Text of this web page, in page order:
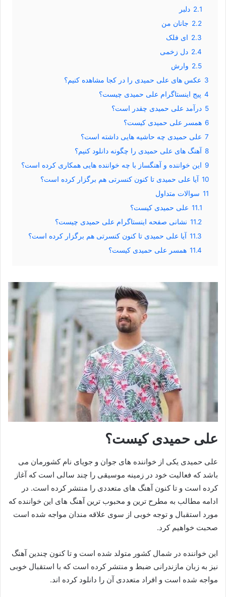
2.1 دلبر
2.2 جانان من
2.3 ای فلک
2.4 دل زخمی
2.5 وارش
3 عکس های علی حمیدی را در کجا مشاهده کنیم؟
4 پیج اینستاگرام علی حمیدی چیست؟
5 درآمد علی حمیدی چقدر است؟
6 همسر علی حمیدی کیست؟
7 علی حمیدی چه حاشیه هایی داشته است؟
8 آهنگ های علی حمیدی را چگونه دانلود کنیم؟
9 این خواننده و آهنگساز با چه خواننده هایی همکاری کرده است؟
10 آیا علی حمیدی تا کنون کنسرتی هم برگزار کرده است؟
11 سوالات متداول
11.1 علی حمیدی کیست؟
11.2 نشانی صفحه اینستاگرام علی حمیدی چیست؟
11.3 آیا علی حمیدی تا کنون کنسرتی هم برگزار کرده است؟
11.4 همسر علی حمیدی کیست؟
علی حمیدی کیست؟
علی حمیدی یکی از خواننده های جوان و جویای نام کشورمان می
باشد که فعالیت خود در زمینه موسیقی را چند سالی است که آغاز
کرده است و تا کنون آهنگ های متعددی را منتشر کرده است. در
ادامه مطالب به مطرح ترین و محبوب ترین آهنگ های این خواننده که
مورد استقبال و توجه خوبی از سوی علاقه مندان مواجه شده است
صحبت خواهیم کرد.
این خواننده در شمال کشور متولد شده است و تا کنون چندین آهنگ
نیز به زبان مازندرانی ضبط و منتشر کرده است که با استقبال خوبی
مواجه شده است و افراد متعددی آن را دانلود کرده اند.